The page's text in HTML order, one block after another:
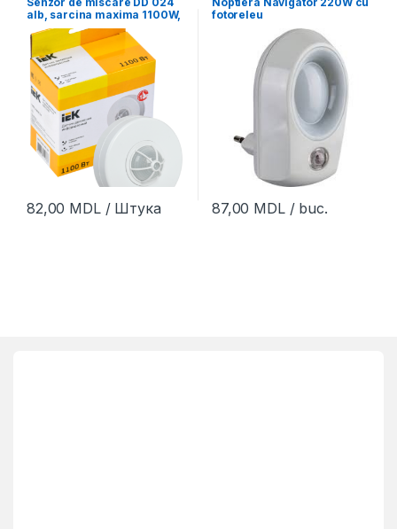
alb, sarcina maxima 1100W,
unghiul de actionare 120-
360grad., distanta 6m,
82,00 MDL/ Штука
fotoreleu
87,00 MDL/ buc.